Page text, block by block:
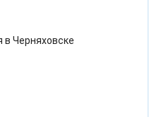
Черняховске